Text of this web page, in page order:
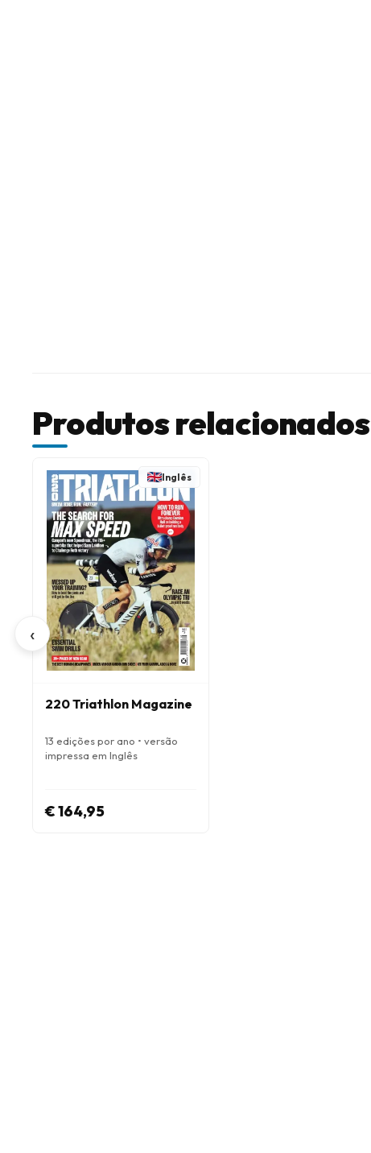
Produtos relacionados
‹
Inglês
220 Triathlon Magazine
13 edições por ano • versão
impressa em Inglês
€ 164,95